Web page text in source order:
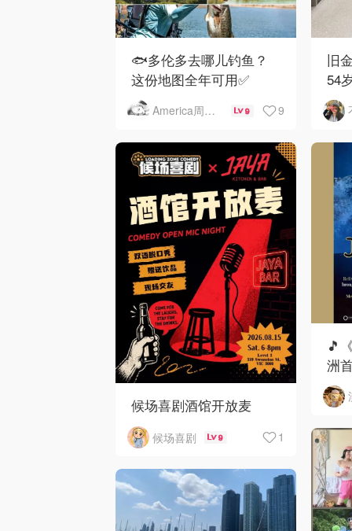
🐟多伦多去哪儿钓鱼？
这份地图全年可用✅
America周末快讯 9 9
旧
54
下
候场喜剧酒馆开放麦
候场喜剧 9 1
🎵
洲